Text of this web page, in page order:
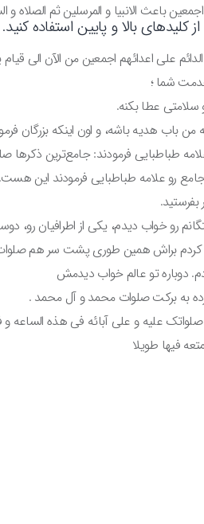
بالا و پایین استفاده کنید.
باعث الانبیا و المرسلین ثم الصلاه
علی اعدائهم اجمعین من الآن الی قیام
شما ؛
سلامتی عطا بکنه.
باب هدیه باشه، و اون اینکه بزرگان
علامه طباطبایی فرمودند: جامع‌ترین
رو علامه طباطبایی فرمودند این هست.
رو خواب دیدم، یکی از اطرافیان
کردم براش همین طوری پشت سر هم
دوباره تو عالم خواب دیدمش
به برکت صلوات محمد و آل محمد .
علیه و علی آبائه فی هذه الساعه و
فیها طویلا